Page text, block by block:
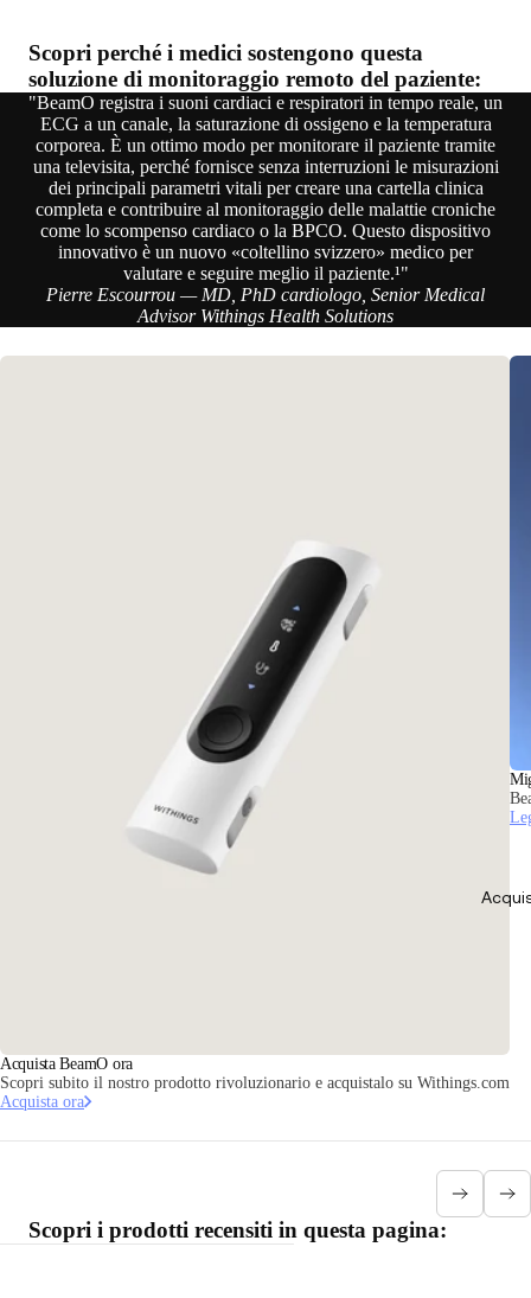
Scopri perché i medici sostengono questa
soluzione di monitoraggio remoto del paziente:
"BeamO registra i suoni cardiaci e respiratori in tempo reale, un
ECG a un canale, la saturazione di ossigeno e la temperatura
corporea. È un ottimo modo per monitorare il paziente tramite
una televisita, perché fornisce senza interruzioni le misurazioni
dei principali parametri vitali per creare una cartella clinica
completa e contribuire al monitoraggio delle malattie croniche
come lo scompenso cardiaco o la BPCO. Questo dispositivo
innovativo è un nuovo «coltellino svizzero» medico per
valutare e seguire meglio il paziente.¹"
Pierre Escourrou — MD, PhD cardiologo, Senior Medical
Advisor Withings Health Solutions
Acquista BeamO ora
Scopri subito il nostro prodotto rivoluzionario e acquistalo su Withings.com
Acquista ora
Scopri i prodotti recensiti in questa pagina: